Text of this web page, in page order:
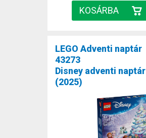
LEGO Adventi naptár
43273
Disney adventi naptár
(2025)